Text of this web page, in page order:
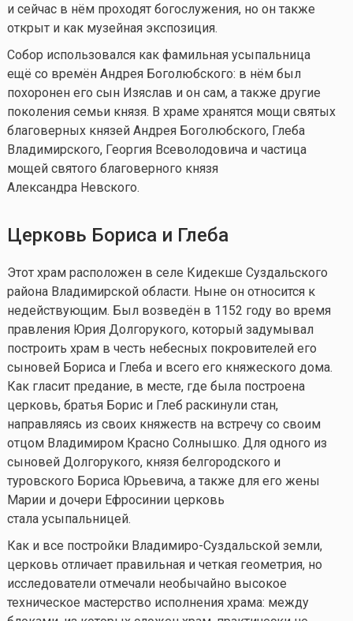
и сейчас в нём проходят богослужения, но он также
открыт и как музейная экспозиция.
Собор использовался как фамильная усыпальница
ещё со времён Андрея Боголюбского: в нём был
похоронен его сын Изяслав и он сам, а также другие
поколения семьи князя. В храме хранятся мощи святых
благоверных князей Андрея Боголюбского, Глеба
Владимирского, Георгия Всеволодовича и частица
мощей святого благоверного князя
Александра Невского.
Церковь Бориса и Глеба
Этот храм расположен в селе Кидекше Суздальского
района Владимирской области. Ныне он относится к
недействующим. Был возведён в 1152 году во время
правления Юрия Долгорукого, который задумывал
построить храм в честь небесных покровителей его
сыновей Бориса и Глеба и всего его княжеского дома.
Как гласит предание, в месте, где была построена
церковь, братья Борис и Глеб раскинули стан,
направляясь из своих княжеств на встречу со своим
отцом Владимиром Красно Солнышко. Для одного из
сыновей Долгорукого, князя белгородского и
туровского Бориса Юрьевича, а также для его жены
Марии и дочери Ефросинии церковь
стала усыпальницей.
Как и все постройки Владимиро-Суздальской земли,
церковь отличает правильная и четкая геометрия, но
исследователи отмечали необычайно высокое
техническое мастерство исполнения храма: между